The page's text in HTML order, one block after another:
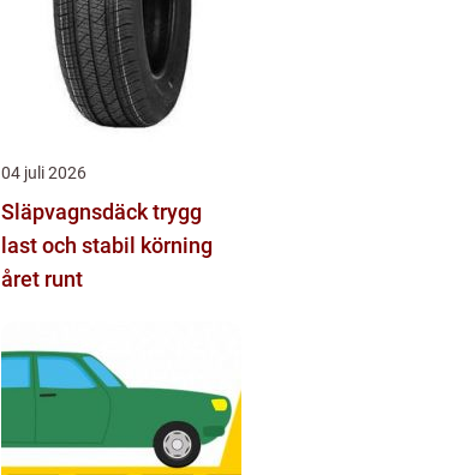
04 juli 2026
Släpvagnsdäck trygg
last och stabil körning
året runt